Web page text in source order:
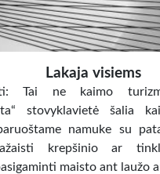
Lakaja visiems
Tai ne kaimo
stovyklavietė šalia
namuke su
krepšinio ar
maisto ant laužo